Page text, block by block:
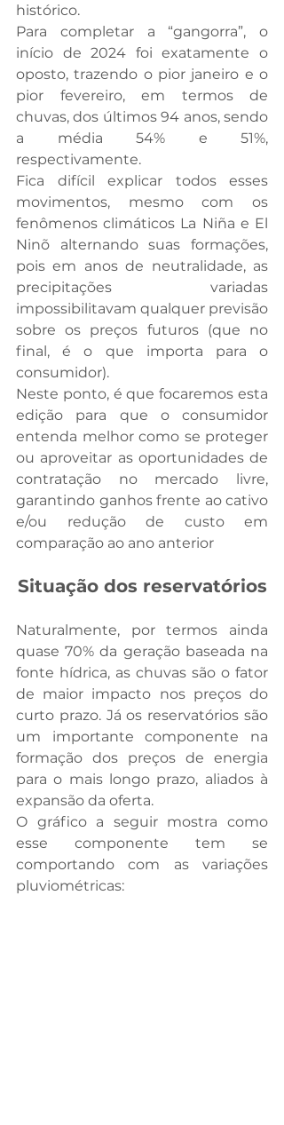
histórico.
Para completar a “gangorra”, o
início de 2024 foi exatamente o
oposto, trazendo o pior janeiro e o
pior fevereiro, em termos de
chuvas, dos últimos 94 anos, sendo
a média 54% e 51%,
respectivamente.
Fica difícil explicar todos esses
movimentos, mesmo com os
fenômenos climáticos La Niña e El
Ninõ alternando suas formações,
pois em anos de neutralidade, as
precipitações variadas
impossibilitavam qualquer previsão
sobre os preços futuros (que no
final, é o que importa para o
consumidor).
Neste ponto, é que focaremos esta
edição para que o consumidor
entenda melhor como se proteger
ou aproveitar as oportunidades de
contratação no mercado livre,
garantindo ganhos frente ao cativo
e/ou redução de custo em
comparação ao ano anterior
Situação dos reservatórios
Naturalmente, por termos ainda
quase 70% da geração baseada na
fonte hídrica, as chuvas são o fator
de maior impacto nos preços do
curto prazo. Já os reservatórios são
um importante componente na
formação dos preços de energia
para o mais longo prazo, aliados à
expansão da oferta.
O gráfico a seguir mostra como
esse componente tem se
comportando com as variações
pluviométricas: